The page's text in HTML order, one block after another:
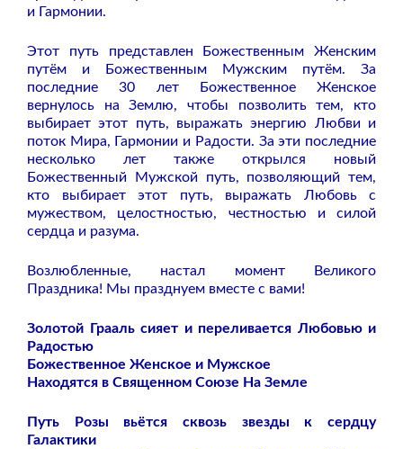
и Гармонии.
Этот путь представлен Божественным Женским
путём и Божественным Мужским путём. За
последние 30 лет Божественное Женское
вернулось на Землю, чтобы позволить тем, кто
выбирает этот путь, выражать энергию Любви и
поток Мира, Гармонии и Радости. За эти последние
несколько лет также открылся новый
Божественный Мужской путь, позволяющий тем,
кто выбирает этот путь, выражать Любовь с
мужеством, целостностью, честностью и силой
сердца и разума.
Возлюбленные, настал момент Великого
Праздника! Мы празднуем вместе с вами!
Золотой Грааль сияет и переливается Любовью и
Радостью
Божественное Женское и Мужское
Находятся в Священном Союзе На Земле
Путь Розы вьётся сквозь звезды к сердцу
Галактики